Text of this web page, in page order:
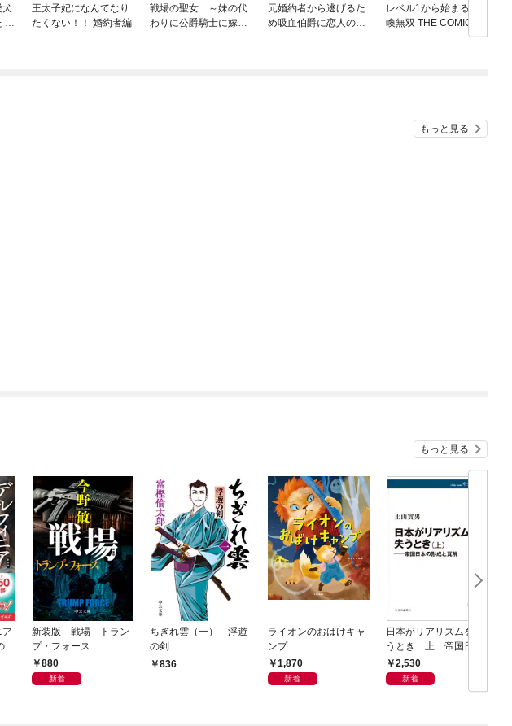
犬
～
王太子妃になんてなり
たくない！！ 婚約者編
戦場の聖女 ～妹の代
わりに公爵騎士に嫁ぐ
元婚約者から逃げるた
め吸血伯爵に恋人のフ
レベル1から始まる召
喚無双 THE COMIC
もっと見る
もっと見る
戦
新装版 戦場 トラン
プ・フォース
880
新着
ちぎれ雲（一） 浮遊
の剣
836
ライオンのおばけキャ
ンプ
1,870
新着
日本がリアリズムを失
うとき 上 帝国日本
の形成と瓦解
2,530
新着